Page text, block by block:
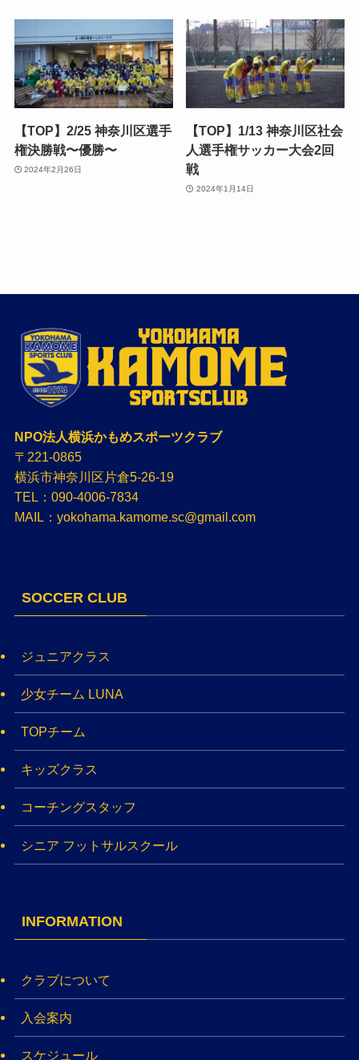
【TOP】2/25 神奈川区選手
権決勝戦〜優勝〜
2024年2月26日
【TOP】1/13 神奈川区社会
人選手権サッカー大会2回
戦
2024年1月14日
NPO法人横浜かもめスポーツクラブ
〒221-0865
横浜市神奈川区片倉5-26-19
TEL：090-4006-7834
MAIL：yokohama.kamome.sc@gmail.com
SOCCER CLUB
ジュニアクラス
少女チーム LUNA
TOPチーム
キッズクラス
コーチングスタッフ
シニア フットサルスクール
INFORMATION
クラブについて
入会案内
スケジュール